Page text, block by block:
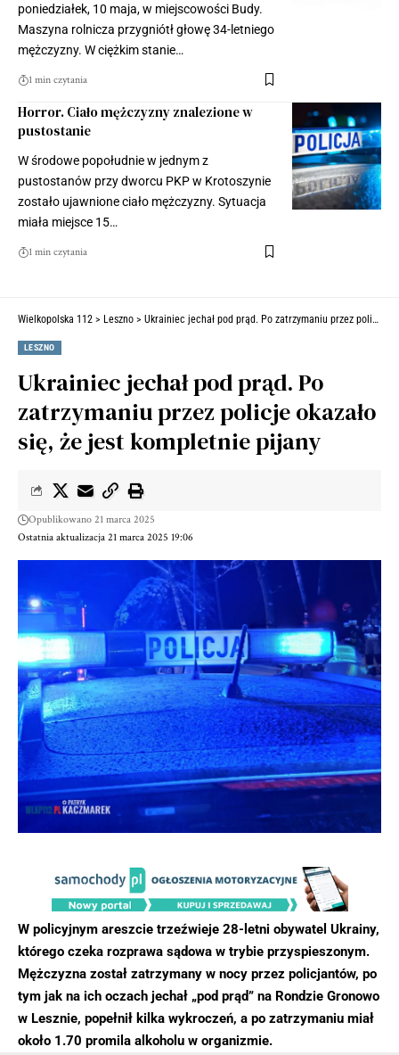
poniedziałek, 10 maja, w miejscowości Budy.
Maszyna rolnicza przygniótł głowę 34-letniego
mężczyzny. W ciężkim stanie…
1 min czytania
Horror. Ciało mężczyzny znalezione w
pustostanie
W środowe popołudnie w jednym z
pustostanów przy dworcu PKP w Krotoszynie
zostało ujawnione ciało mężczyzny. Sytuacja
miała miejsce 15…
1 min czytania
Wielkopolska 112 > Leszno > Ukrainiec jechał pod prąd. Po zatrzymaniu przez policje okazało się, że jest kompletnie pijany
LESZNO
Ukrainiec jechał pod prąd. Po
zatrzymaniu przez policje okazało
się, że jest kompletnie pijany
Ostatnia aktualizacja 21 marca 2025 19:06
Opublikowano 21 marca 2025
W policyjnym areszcie trzeźwieje 28-letni obywatel Ukrainy,
którego czeka rozprawa sądowa w trybie przyspieszonym.
Mężczyzna został zatrzymany w nocy przez policjantów, po
tym jak na ich oczach jechał „pod prąd” na Rondzie Gronowo
w Lesznie, popełnił kilka wykroczeń, a po zatrzymaniu miał
około 1.70 promila alkoholu w organizmie.